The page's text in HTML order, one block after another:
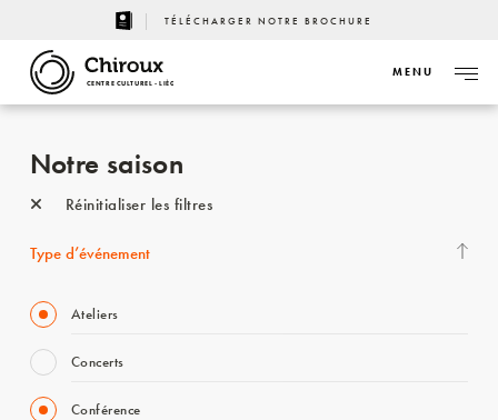
TÉLÉCHARGER NOTRE BROCHURE
CENTRE CULTUREL - LIÈGE
MENU
Notre saison
Réinitialiser les filtres
Type d’événement
Ateliers
Concerts
Conférence